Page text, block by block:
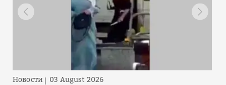
Новости 03 August 2026